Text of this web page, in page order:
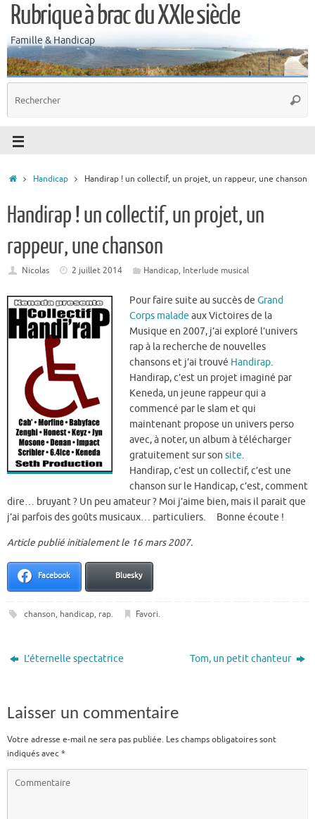
Rubrique à brac du XXIe siècle
Famille & Handicap
Handicap Handirap ! un collectif, un projet, un rappeur, une chanson
Handirap ! un collectif, un projet, un
rappeur, une chanson
Nicolas 2 juillet 2014 Handicap, Interlude musical
Pour faire suite au succès de Grand
Corps malade aux Victoires de la
Musique en 2007, j’ai exploré l’univers
rap à la recherche de nouvelles
chansons et j’ai trouvé Handirap.
Handirap, c’est un projet imaginé par
Keneda, un jeune rappeur qui a
commencé par le slam et qui
maintenant propose un univers perso
avec, à noter, un album à télécharger
gratuitement sur son site.
Handirap, c’est un collectif, c’est une
chanson sur le Handicap, c’est, comment
dire… bruyant ? Un peu amateur ? Moi j’aime bien, mais il parait que
j’ai parfois des goûts musicaux… particuliers. Bonne écoute !
Article publié initialement le 16 mars 2007.
Facebook Bluesky
chanson, handicap, rap. Favori.
L’éternelle spectatrice Tom, un petit chanteur
Laisser un commentaire
Votre adresse e-mail ne sera pas publiée. Les champs obligatoires sont
indiqués avec*